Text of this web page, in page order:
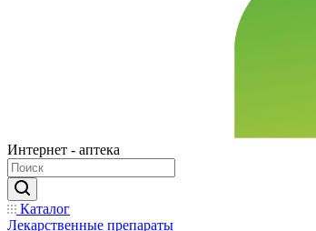
Интернет - аптека
Каталог
Лекарственные препараты